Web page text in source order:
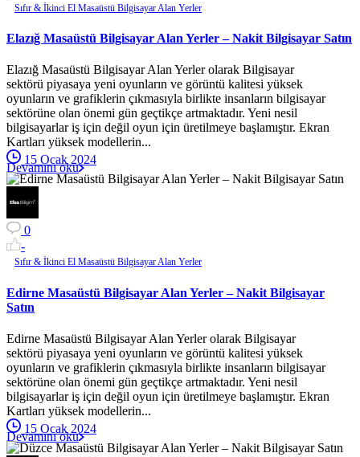
Sıfır & İkinci El Masaüstü Bilgisayar Alan Yerler
Elazığ Masaüstü Bilgisayar Alan Yerler – Nakit Bilgisayar Satın
Elazığ Masaüstü Bilgisayar Alan Yerler olarak Bilgisayar
sektörü piyasaya yeni oyunların ve görüntü kalitesi yüksek
oyunların ve grafiklerin çıkmasıyla birlikte insanların bilgisayar
sektörüne olan önemi gün geçtikçe artmaktadır. Yeni nesil
bilgisayarlar iş için değil oyun için üretilmeye başlamıştır. Ekran
Kartları yüksek modellerin...
15 Ocak 2024
Devamını oku
0
-
Sıfır & İkinci El Masaüstü Bilgisayar Alan Yerler
Edirne Masaüstü Bilgisayar Alan Yerler – Nakit Bilgisayar
Satın
Edirne Masaüstü Bilgisayar Alan Yerler olarak Bilgisayar
sektörü piyasaya yeni oyunların ve görüntü kalitesi yüksek
oyunların ve grafiklerin çıkmasıyla birlikte insanların bilgisayar
sektörüne olan önemi gün geçtikçe artmaktadır. Yeni nesil
bilgisayarlar iş için değil oyun için üretilmeye başlamıştır. Ekran
Kartları yüksek modellerin...
15 Ocak 2024
Devamını oku